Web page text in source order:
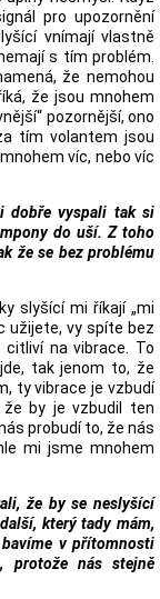
pro upozornění
vnímají vlastně
s tím problém.
že nemohou
že jsou mnohem
pozornější, ono
tím volantem jsou
víc, nebo víc
dobře vyspali tak si
do uší. Z toho
že se bez problému
slyšící mi říkají „mi
užijete, vy spíte bez
na vibrace. To
tak jenom to, že
ty vibrace je vzbudí
by je vzbudil ten
probudí to, že nás
mi jsme mnohem
že by se neslyšící
který tady mám,
v přítomnosti
protože nás stejně